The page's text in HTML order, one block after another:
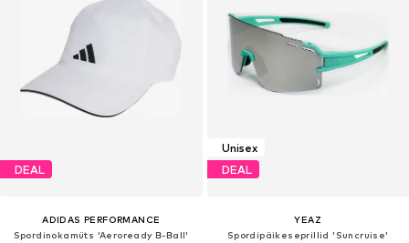
DEAL
ADIDAS PERFORMANCE
Spordinokamüts 'Aeroready B-Ball'
Unisex
DEAL
YEAZ
Spordipäikeseprillid 'Suncruise'